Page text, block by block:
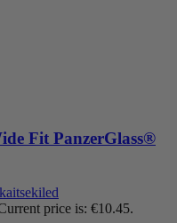
Fit PanzerGlass®
price is: €10.45.